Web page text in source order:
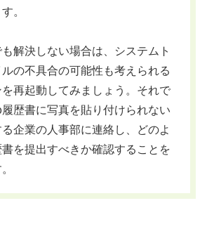
。
解決しない場合は、システムト
の不具合の可能性も考えられる
再起動してみましょう。それで
歴書に写真を貼り付けられない
企業の人事部に連絡し、どのよ
を提出すべきか確認することを